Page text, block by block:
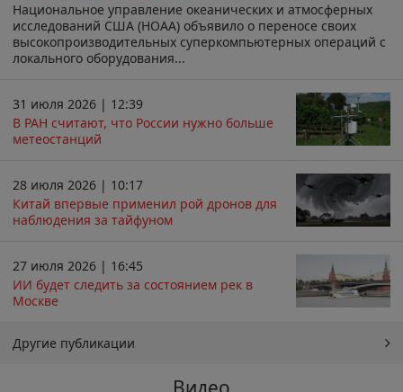
Национальное управление океанических и атмосферных
исследований США (НОАА) объявило о переносе своих
высокопроизводительных суперкомпьютерных операций с
локального оборудования...
31 июля 2026 | 12:39
В РАН считают, что России нужно больше
метеостанций
28 июля 2026 | 10:17
Китай впервые применил рой дронов для
наблюдения за тайфуном
27 июля 2026 | 16:45
ИИ будет следить за состоянием рек в
Москве
Другие публикации